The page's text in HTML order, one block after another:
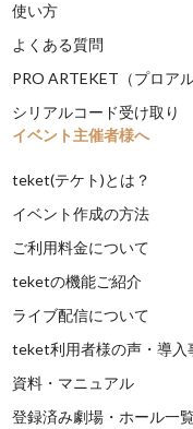
使い方
よくある質問
PRO ARTEKET（プロアル
シリアルコード受け取り
イベント主催者様へ
teket(テケト)とは？
イベント作成の方法
ご利用料金について
teketの機能ご紹介
ライブ配信について
teket利用者様の声・導入
資料・マニュアル
登録済み劇場・ホール一